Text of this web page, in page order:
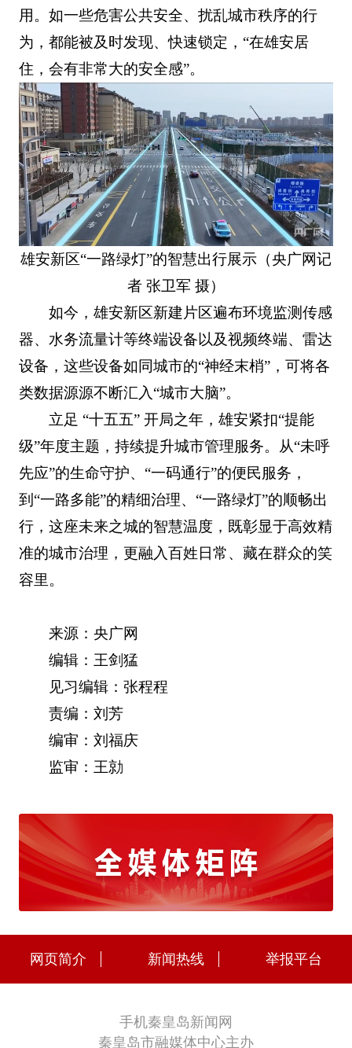
用。如一些危害公共安全、扰乱城市秩序的行
为，都能被及时发现、快速锁定，“在雄安居
住，会有非常大的安全感”。
雄安新区“一路绿灯”的智慧出行展示（央广网记
者 张卫军 摄）
如今，雄安新区新建片区遍布环境监测传感
器、水务流量计等终端设备以及视频终端、雷达
设备，这些设备如同城市的“神经末梢”，可将各
类数据源源不断汇入“城市大脑”。
立足 “十五五” 开局之年，雄安紧扣“提能
级”年度主题，持续提升城市管理服务。从“未呼
先应”的生命守护、“一码通行”的便民服务，
到“一路多能”的精细治理、“一路绿灯”的顺畅出
行，这座未来之城的智慧温度，既彰显于高效精
准的城市治理，更融入百姓日常、藏在群众的笑
容里。
来源：央广网
编辑：王剑猛
见习编辑：张程程
责编：刘芳
编审：刘福庆
监审：王勍
网页简介 新闻热线 举报平台
手机秦皇岛新闻网
秦皇岛市融媒体中心主办